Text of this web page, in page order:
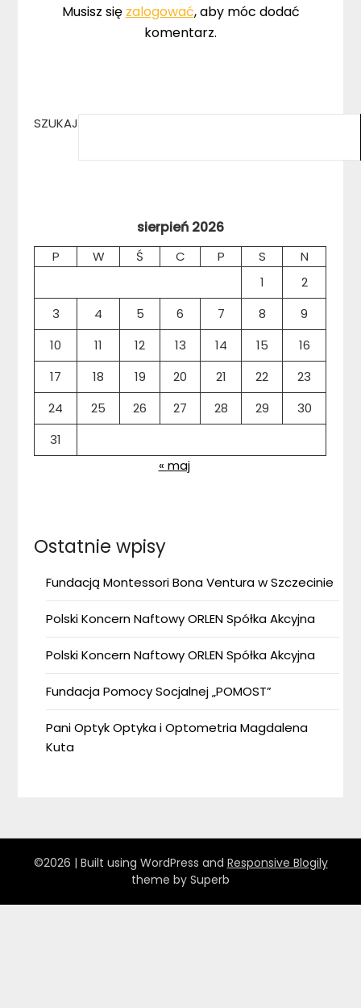
Musisz się zalogować, aby móc dodać
komentarz.
SZUKAJ
sierpień 2026
P W Ś C P S
N
1
2
3
4 5 6 7 8
9
10
11 12 13 14 15
16
17
18 19 20 21 22
23
24
25 26 27 28 29
30
31
« maj
Ostatnie wpisy
Fundacją Montessori Bona Ventura w Szczecinie
Polski Koncern Naftowy ORLEN Spółka Akcyjna
Polski Koncern Naftowy ORLEN Spółka Akcyjna
Fundacja Pomocy Socjalnej „POMOST”
Pani Optyk Optyka i Optometria Magdalena
Kuta
©2026 | Built using WordPress and Responsive Blogily
theme by Superb